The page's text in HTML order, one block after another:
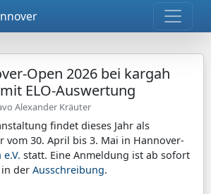
Open 2026 bei kargah
ELO-Auswertung
Alexander Kräuter
findet dieses Jahr als
vom 30. April bis 3. Mai in Hannover-
statt. Eine Anmeldung ist ab sofort
der Ausschreibung.